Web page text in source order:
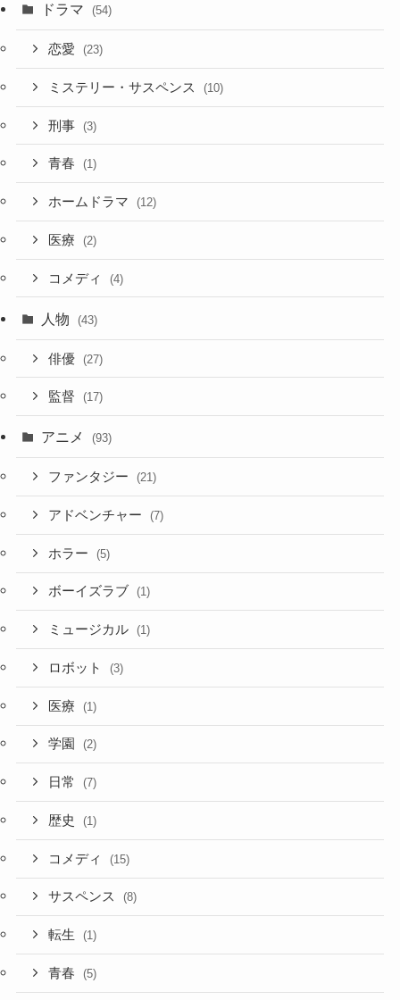
ドラマ (54)
恋愛 (23)
ミステリー・サスペンス (10)
刑事 (3)
青春 (1)
ホームドラマ (12)
医療 (2)
コメディ (4)
人物 (43)
俳優 (27)
監督 (17)
アニメ (93)
ファンタジー (21)
アドベンチャー (7)
ホラー (5)
ボーイズラブ (1)
ミュージカル (1)
ロボット (3)
医療 (1)
学園 (2)
日常 (7)
歴史 (1)
コメディ (15)
サスペンス (8)
転生 (1)
青春 (5)